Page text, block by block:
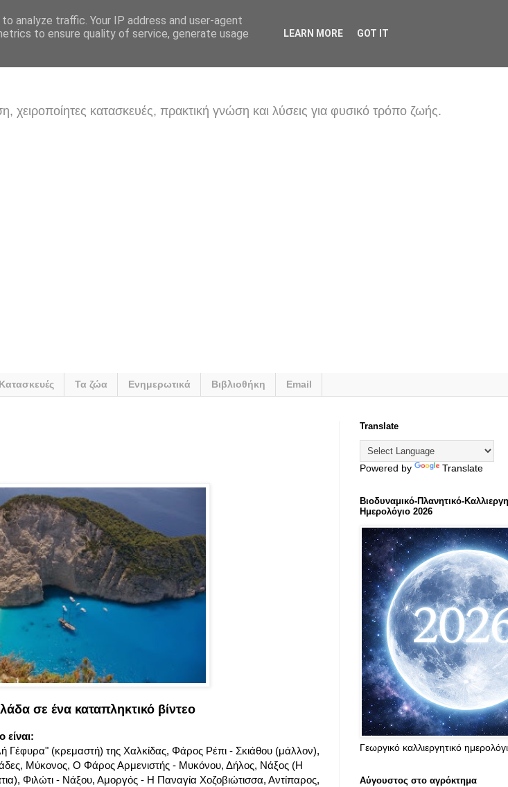
κατασκευές, πρακτική γνώση και λύσεις για φυσικό τρόπο ζωής.
Κατασκευές Τα ζώα Ενημερωτικά Βιβλιοθήκη Email
σε ένα καταπληκτικό βίντεο
είναι:
(κρεμαστή) της Χαλκίδας, Φάρος Ρέπι - Σκιάθου (μάλλον),
Μύκονος, Ο Φάρος Αρμενιστής - Μυκόνου, Δήλος, Νάξος (Η
Φιλώτι - Νάξου, Αμοργός - Η Παναγία Χοζοβιώτισσα, Αντίπαρος,
Translate
Powered by Translate
Βιοδυναμικό-Πλανητικό-
Ημερολόγιο 2026
Γεωργικό καλλιεργητικό
Αύγουστος στο αγρόκτημα
analyze traffic. Your IP address and user-agent
to ensure quality of service, generate usage
LEARN MORE GOT IT